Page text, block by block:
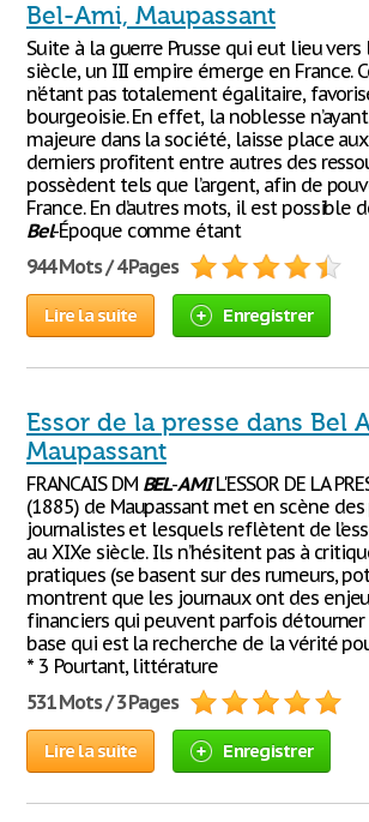
Bel-Ami, Maupassant
Suite à la guerre Prusse qui eut lieu
siècle, un III empire émerge en France.
n’étant pas totalement égalitaire,
bourgeoisie. En effet, la noblesse
majeure dans la société, laisse place
derniers profitent entre autres des
possèdent tels que l’argent, afin de
France. En d’autres mots, il est possible
Bel-Époque comme étant
944 Mots / 4 Pages
Lire la suite Enregistrer
Essor de la presse dans Bel
Maupassant
FRANCAIS DM BEL-AMIL'ESSOR DE LA
(1885) de Maupassant met en scène
journalistes et lesquels reflètent de
au XIXe siècle. Ils n’hésitent pas à
pratiques (se basent sur des rumeurs,
montrent que les journaux ont des
financiers qui peuvent parfois
base qui est la recherche de la vérité
* 3 Pourtant, littérature
531 Mots / 3 Pages
Lire la suite Enregistrer